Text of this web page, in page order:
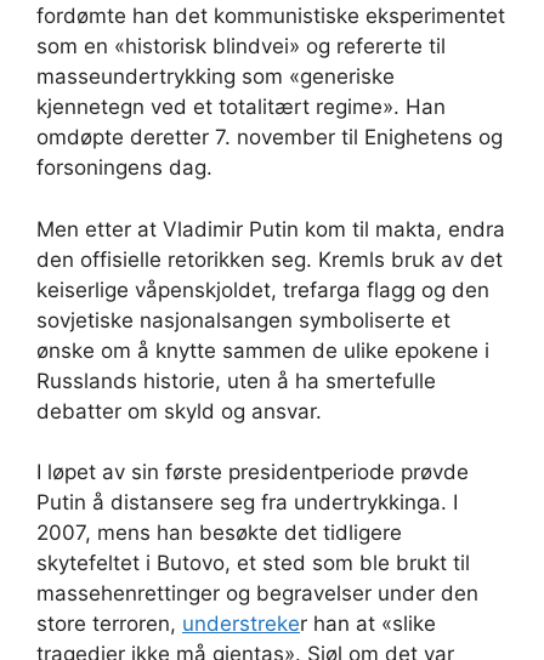
fordømte han det kommunistiske eksperimentet
som en «historisk blindvei» og refererte til
masseundertrykking som «generiske
kjennetegn ved et totalitært regime». Han
omdøpte deretter 7. november til Enighetens og
forsoningens dag.
Men etter at Vladimir Putin kom til makta, endra
den offisielle retorikken seg. Kremls bruk av det
keiserlige våpenskjoldet, trefarga flagg og den
sovjetiske nasjonalsangen symboliserte et
ønske om å knytte sammen de ulike epokene i
Russlands historie, uten å ha smertefulle
debatter om skyld og ansvar.
I løpet av sin første presidentperiode prøvde
Putin å distansere seg fra undertrykkinga. I
2007, mens han besøkte det tidligere
skytefeltet i Butovo, et sted som ble brukt til
massehenrettinger og begravelser under den
store terroren, understreker han at «slike
tragedier ikke må gjentas». Sjøl om det var